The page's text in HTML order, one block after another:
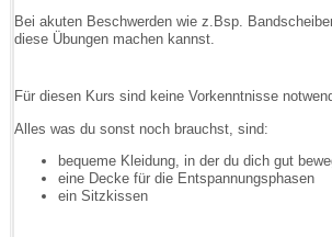
Bei akuten Beschwerden wie z.Bsp.
diese Übungen machen kannst.
Für diesen Kurs sind keine Vorkenntnisse
Alles was du sonst noch brauchst, sind:
bequeme Kleidung, in der du dich gut
eine Decke für die Entspannungsphasen
ein Sitzkissen